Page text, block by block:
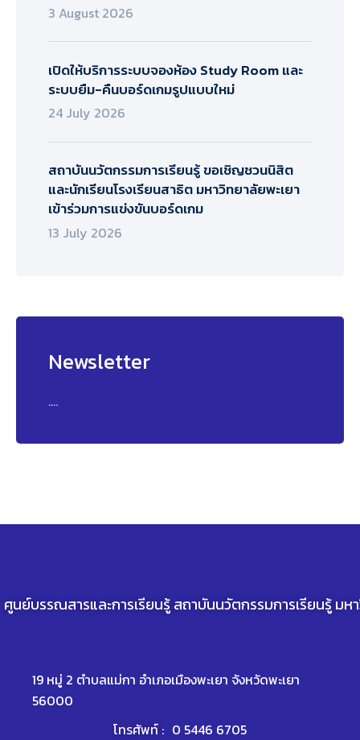
3 August 2026
เปิดให้บริการระบบจองห้อง Study Room และ
ระบบยืม-คืนบอร์ดเกมรูปแบบใหม่
24 July 2026
สถาบันนวัตกรรมการเรียนรู้ ขอเชิญชวนนิสิต
และนักเรียนโรงเรียนสาธิต มหาวิทยาลัยพะเยา
เข้าร่วมการแข่งขันบอร์ดเกม
13 July 2026
Newsletter
....
ศูนย์บรรณสารและการเรียนรู้ สถาบันนวัตกรรมการเรียนรู้ มห
19 หมู่ 2 ตำบลแม่กา อำเภอเมืองพะเยา จังหวัดพะเยา
56000
โทรศัพท์ : 0 5446 6705